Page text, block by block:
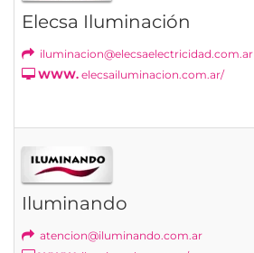
Elecsa Iluminación
iluminacion@elecsaelectricidad.com.ar
WWW. elecsailuminacion.com.ar/
Iluminando
atencion@iluminando.com.ar